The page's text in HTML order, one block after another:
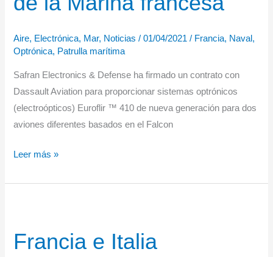
Aire, Electrónica, Mar, Noticias /01/04/2021/ Francia, Naval,
Optrónica, Patrulla marítima
Safran Electronics & Defense ha firmado un contrato con
Dassault Aviation para proporcionar sistemas optrónicos
(electroópticos) Euroflir ™ 410 de nueva generación para dos
aviones diferentes basados ​​en el Falcon
EuroflirTM
de
los
Leer más »
Francia e Italia